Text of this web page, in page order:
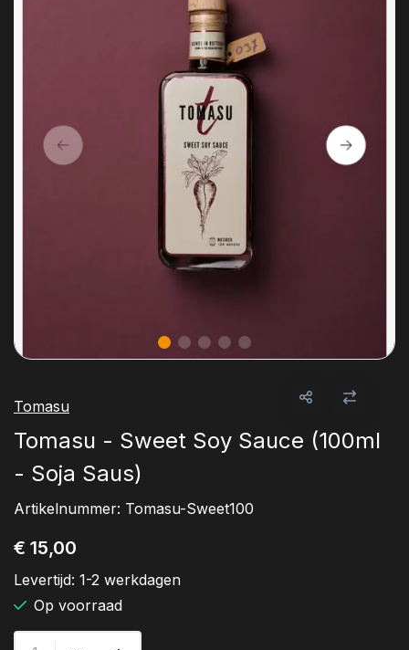
Tomasu
Tomasu - Sweet Soy Sauce (100ml
- Soja Saus)
Artikelnummer: Tomasu-Sweet100
€ 15,00
Levertijd: 1-2 werkdagen
Op voorraad